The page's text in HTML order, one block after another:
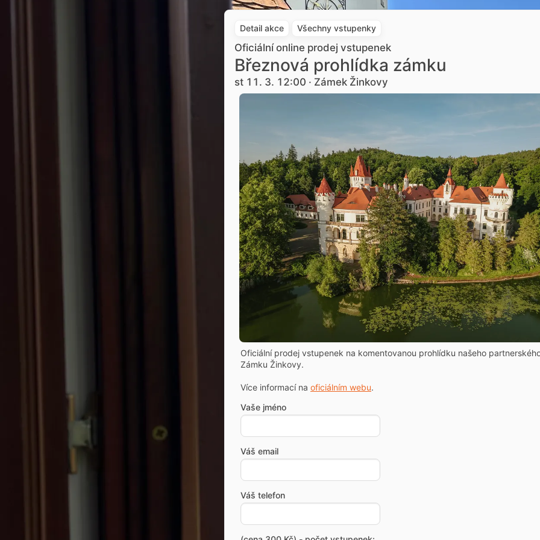
Detail akce Všechny vstupenky
Oficiální online prodej vstupenek
Březnová prohlídka zámku
st 11. 3. 12:00 · Zámek Žinkovy
Oficiální prodej vstupenek na komentovanou prohlídku našeho
Zámku Žinkovy.
Více informací na oficiálním webu.
Vaše jméno
Váš email
Váš telefon